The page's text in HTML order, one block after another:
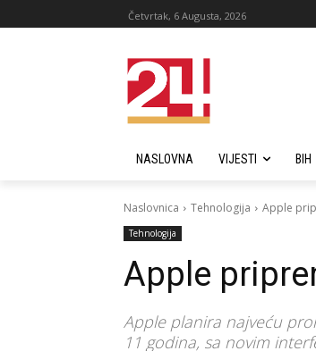
Četvrtak, 6 Augusta, 2026
NASLOVNA VIJESTI BIH
Naslovnica Tehnologija Apple
Tehnologija
Apple
​Apple planira najveću
11 godina, sa novim